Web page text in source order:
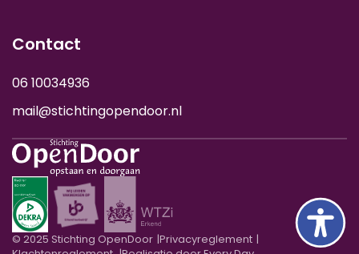
Contact
06 10034936
mail@stichtingopendoor.nl
© 2025 Stichting OpenDoor Privacyreglement